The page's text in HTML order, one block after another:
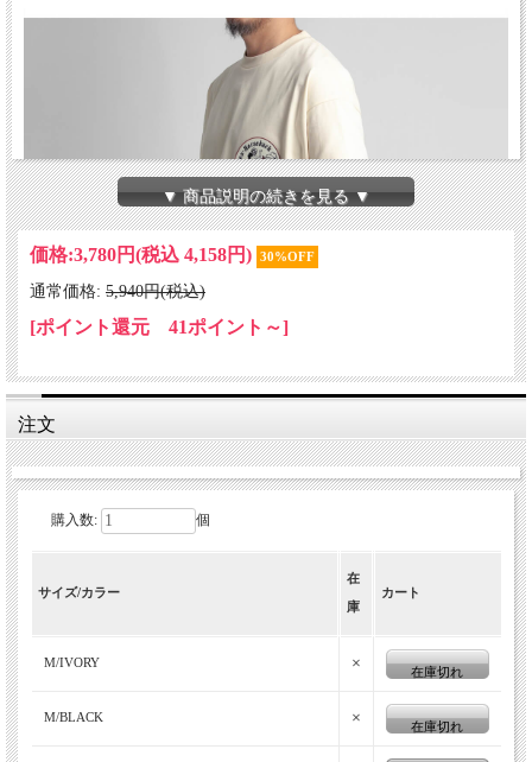
▼ 商品説明の続きを見る ▼
価格:3,780円(税込 4,158円) 30%OFF
通常価格: 5,940円(税込)
[ポイント還元 41ポイント～]
注文
購入数: 個
サイズ/カラー
在
庫
カート
M/IVORY × 在庫切れ
M/BLACK × 在庫切れ